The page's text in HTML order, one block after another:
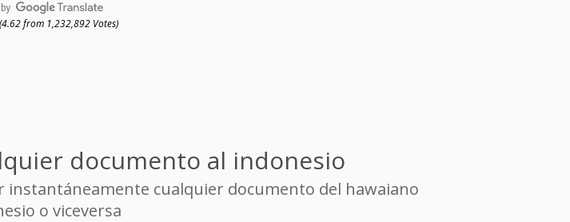
(4.62 from 1,232,892 Votes)
documento al indonesio
cualquier documento del hawaiano
o viceversa